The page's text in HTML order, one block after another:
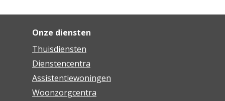
Onze diensten
Thuisdiensten
Dienstencentra
Assistentiewoningen
Woonzorgcentra